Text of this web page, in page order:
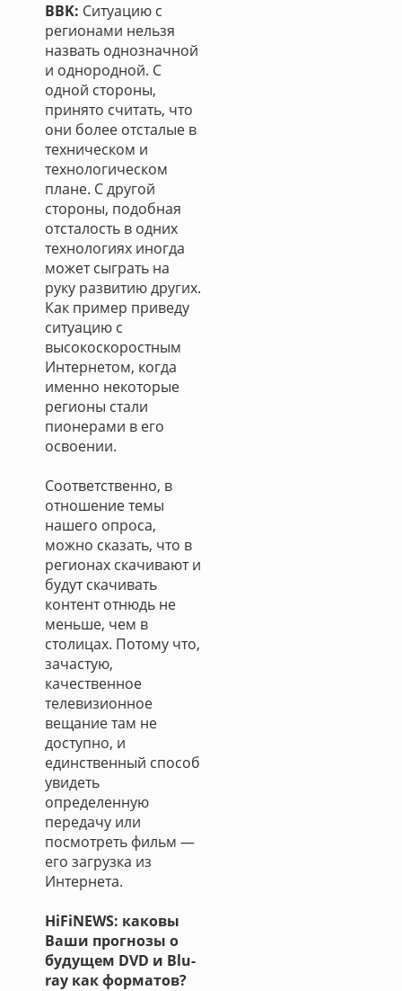
BBK: Ситуацию с
регионами нельзя
назвать однозначной
и однородной. С
одной стороны,
принято считать, что
они более отсталые в
техническом и
технологическом
плане. С другой
стороны, подобная
отсталость в одних
технологиях иногда
может сыграть на
руку развитию других.
Как пример приведу
ситуацию с
высокоскоростным
Интернетом, когда
именно некоторые
регионы стали
пионерами в его
освоении.
Соответственно, в
отношение темы
нашего опроса,
можно сказать, что в
регионах скачивают и
будут скачивать
контент отнюдь не
меньше, чем в
столицах. Потому что,
зачастую,
качественное
телевизионное
вещание там не
доступно, и
единственный способ
увидеть
определенную
передачу или
посмотреть фильм —
его загрузка из
Интернета.
HiFiNEWS: каковы
Ваши прогнозы о
будущем DVD и Blu-
ray как форматов?